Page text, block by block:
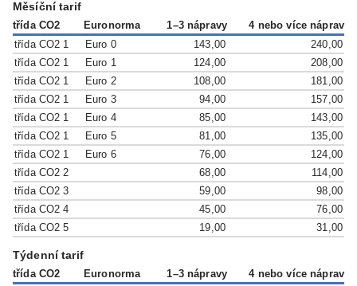
Měsíční tarif
třída CO2
Euronorma 1–3 nápravy
4 nebo více náprav
třída CO2 1
Euro 0 143,00
240,00
třída CO2 1
Euro 1 124,00
208,00
třída CO2 1
Euro 2 108,00
181,00
třída CO2 1
Euro 3 94,00
157,00
třída CO2 1
Euro 4 85,00
143,00
třída CO2 1
Euro 5 81,00
135,00
třída CO2 1
Euro 6 76,00
124,00
třída CO2 2
68,00
114,00
třída CO2 3
59,00
98,00
třída CO2 4
45,00
76,00
třída CO2 5
19,00 31,00
Týdenní tarif
třída CO2
Euronorma 1–3 nápravy
4 nebo více náprav